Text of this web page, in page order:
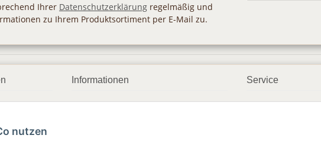
Ihrer Datenschutzerklärung regelmäßig und
zu Ihrem Produktsortiment per E-Mail zu.
Informationen Service
nutzen